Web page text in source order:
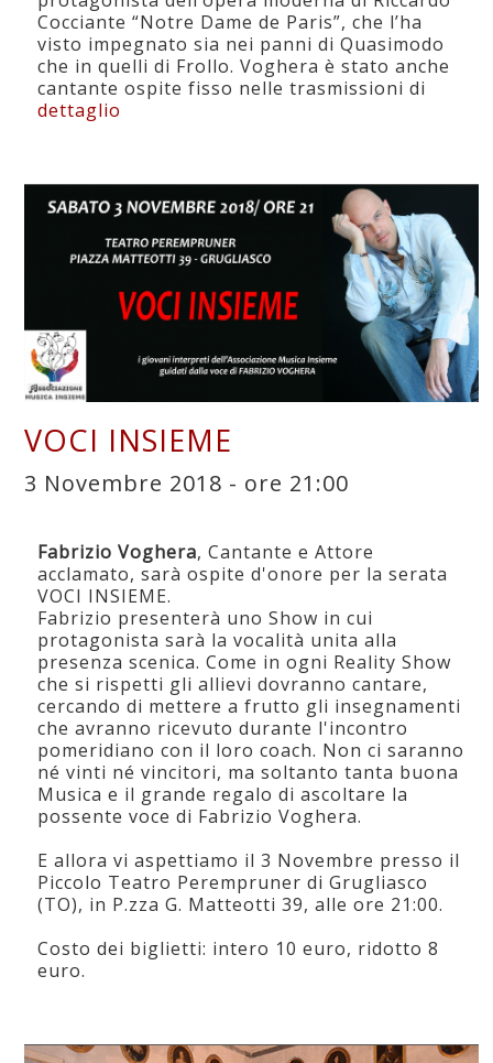
Cocciante “Notre Dame de Paris”, che l’ha
visto impegnato sia nei panni di Quasimodo
che in quelli di Frollo. Voghera è stato anche
cantante ospite fisso nelle trasmissioni di
dettaglio
VOCI INSIEME
3 Novembre 2018 - ore 21:00
Fabrizio Voghera, Cantante e Attore
acclamato, sarà ospite d'onore per la serata
VOCI INSIEME.
Fabrizio presenterà uno Show in cui
protagonista sarà la vocalità unita alla
presenza scenica. Come in ogni Reality Show
che si rispetti gli allievi dovranno cantare,
cercando di mettere a frutto gli insegnamenti
che avranno ricevuto durante l'incontro
pomeridiano con il loro coach. Non ci saranno
né vinti né vincitori, ma soltanto tanta buona
Musica e il grande regalo di ascoltare la
possente voce di Fabrizio Voghera.
E allora vi aspettiamo il 3 Novembre presso il
Piccolo Teatro Perempruner di Grugliasco
(TO), in P.zza G. Matteotti 39, alle ore 21:00.
Costo dei biglietti: intero 10 euro, ridotto 8
euro.